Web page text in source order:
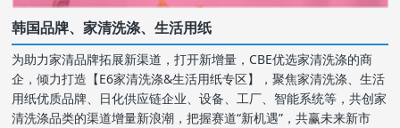
韩国品牌、家清洗涤、生活用纸
为助力家清品牌拓展新渠道，打开新增量，CBE优选家清洗涤的商
企，倾力打造【E6家清洗涤&生活用纸专区】，聚焦家清洗涤、生活
用纸优质品牌、日化供应链企业、设备、工厂、智能系统等，共创家
清洗涤品类的渠道增量新浪潮，把握赛道“新机遇”，共赢未来新市